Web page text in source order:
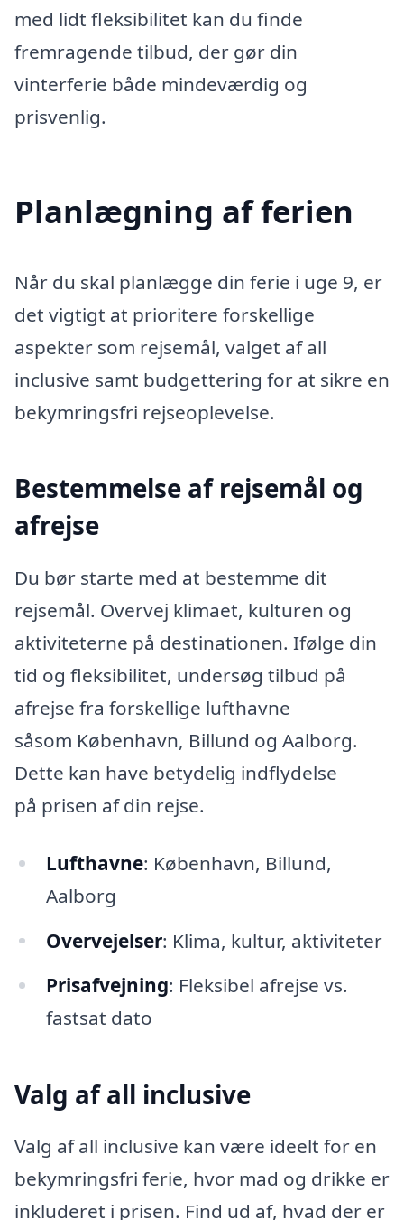
med lidt fleksibilitet kan du finde
fremragende tilbud, der gør din
vinterferie både mindeværdig og
prisvenlig.
Planlægning af ferien
Når du skal planlægge din ferie i uge 9, er
det vigtigt at prioritere forskellige
aspekter som rejsemål, valget af all
inclusive samt budgettering for at sikre en
bekymringsfri rejseoplevelse.
Bestemmelse af rejsemål og
afrejse
Du bør starte med at bestemme dit
rejsemål. Overvej klimaet, kulturen og
aktiviteterne på destinationen. Ifølge din
tid og fleksibilitet, undersøg tilbud på
afrejse fra forskellige lufthavne
såsom København, Billund og Aalborg.
Dette kan have betydelig indflydelse
på prisen af din rejse.
Lufthavne: København, Billund,
Aalborg
Overvejelser: Klima, kultur, aktiviteter
Prisafvejning: Fleksibel afrejse vs.
fastsat dato
Valg af all inclusive
Valg af all inclusive kan være ideelt for en
bekymringsfri ferie, hvor mad og drikke er
inkluderet i prisen. Find ud af, hvad der er